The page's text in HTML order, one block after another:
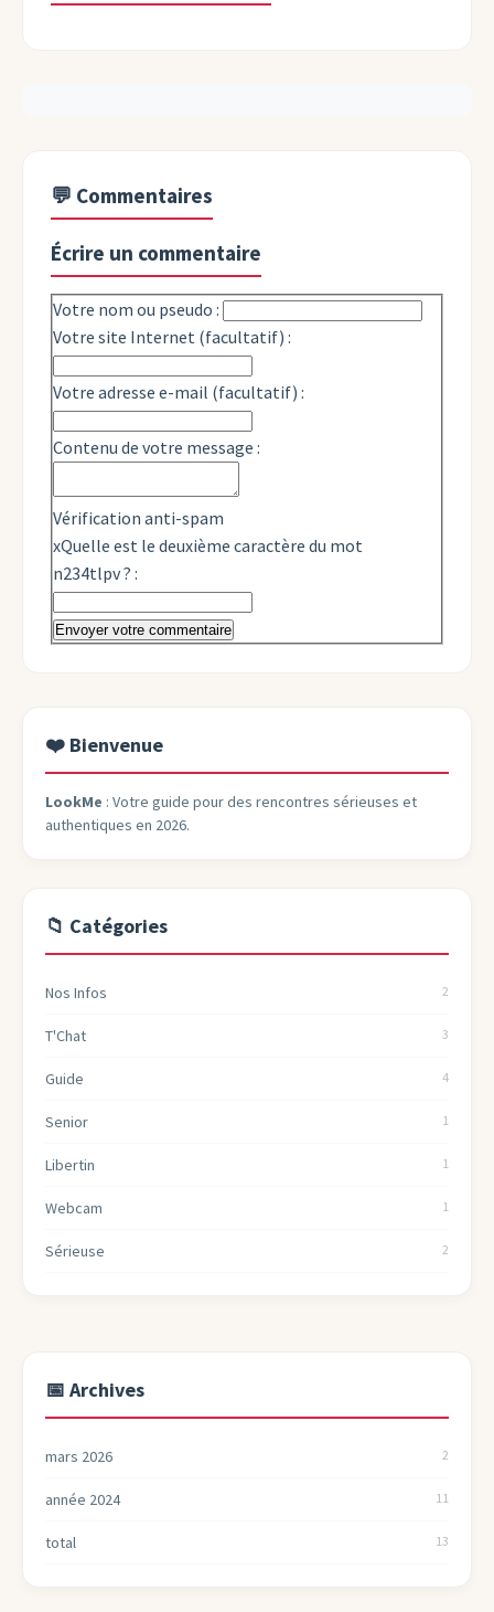
💬 Commentaires
Écrire un commentaire
Votre nom ou pseudo :
Votre site Internet (facultatif) :
Votre adresse e-mail (facultatif) :
Contenu de votre message :
Vérification anti-spam
xQuelle est le deuxième caractère du mot
n234tlpv? :
❤️ Bienvenue
LookMe : Votre guide pour des rencontres sérieuses et
authentiques en 2026.
📁 Catégories
Nos Infos 2
T'Chat 3
Guide 4
Senior 1
Libertin 1
Webcam 1
Sérieuse 2
📅 Archives
mars 2026 2
année 2024 11
total 13